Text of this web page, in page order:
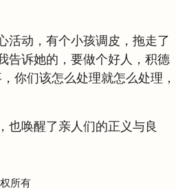
活动，有个小孩调皮，拖走了
告诉她的，要做个好人，积德
你们该怎么处理就怎么处理，
也唤醒了亲人们的正义与良
所有